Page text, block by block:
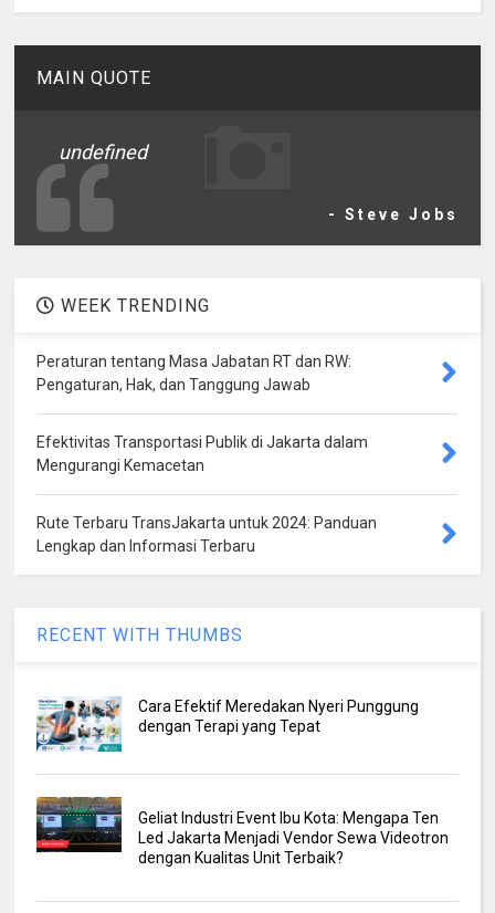
MAIN QUOTE
undefined
- Steve Jobs
WEEK TRENDING
Peraturan tentang Masa Jabatan RT dan RW:
Pengaturan, Hak, dan Tanggung Jawab
Efektivitas Transportasi Publik di Jakarta dalam
Mengurangi Kemacetan
Rute Terbaru TransJakarta untuk 2024: Panduan
Lengkap dan Informasi Terbaru
RECENT WITH THUMBS
Cara Efektif Meredakan Nyeri Punggung
dengan Terapi yang Tepat
Geliat Industri Event Ibu Kota: Mengapa Ten
Led Jakarta Menjadi Vendor Sewa Videotron
dengan Kualitas Unit Terbaik?